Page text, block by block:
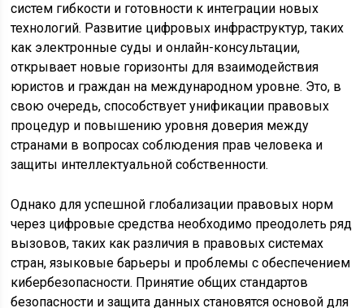
систем гибкости и готовности к интеграции новых
технологий. Развитие цифровых инфраструктур, таких
как электронные суды и онлайн-консультации,
открывает новые горизонты для взаимодействия
юристов и граждан на международном уровне. Это, в
свою очередь, способствует унификации правовых
процедур и повышению уровня доверия между
странами в вопросах соблюдения прав человека и
защиты интеллектуальной собственности.
Однако для успешной глобализации правовых норм
через цифровые средства необходимо преодолеть ряд
вызовов, таких как различия в правовых системах
стран, языковые барьеры и проблемы с обеспечением
кибербезопасности. Принятие общих стандартов
безопасности и защита данных становятся основой для